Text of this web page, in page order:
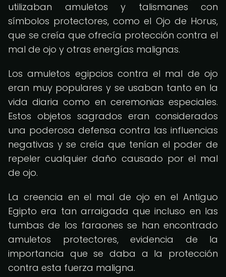
utilizaban amuletos y talismanes con
símbolos protectores, como el Ojo de Horus,
que se creía que ofrecía protección contra el
mal de ojo y otras energías malignas.
Los amuletos egipcios contra el mal de ojo
eran muy populares y se usaban tanto en la
vida diaria como en ceremonias especiales.
Estos objetos sagrados eran considerados
una poderosa defensa contra las influencias
negativas y se creía que tenían el poder de
repeler cualquier daño causado por el mal
de ojo.
La creencia en el mal de ojo en el Antiguo
Egipto era tan arraigada que incluso en las
tumbas de los faraones se han encontrado
amuletos protectores, evidencia de la
importancia que se daba a la protección
contra esta fuerza maligna.